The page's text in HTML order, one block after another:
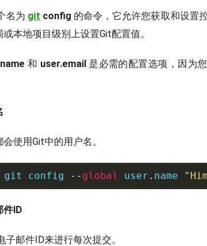
名为 git config 的命令，它允许您获取和设置
本地项目级别上设置Git配置值。
和 user.email是必需的配置选项，因为
使用Git中的用户名。
git config -- global user . name
件ID
子邮件ID来进行每次提交。